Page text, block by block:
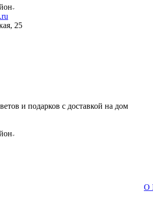
25
и подарков с доставкой на дом
О